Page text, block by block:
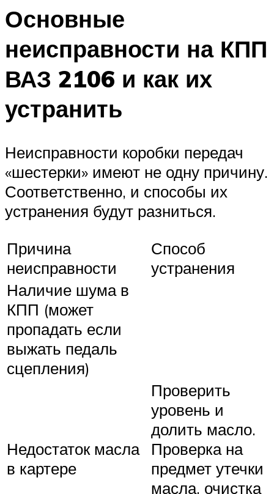
Основные
неисправности на КПП
ВАЗ 2106 и как их
устранить
Неисправности коробки передач
«шестерки» имеют не одну причину.
Соответственно, и способы их
устранения будут разниться.
Причина
неисправности
Способ
устранения
Наличие шума в
КПП (может
пропадать если
выжать педаль
сцепления)
Недостаток масла
в картере
Проверить
уровень и
долить масло.
Проверка на
предмет утечки
масла, очистка